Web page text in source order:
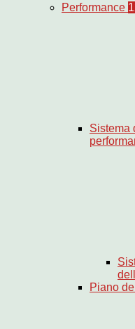
Performance
Sistema
Piano